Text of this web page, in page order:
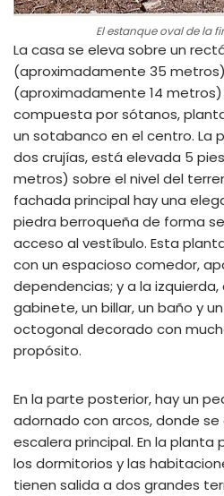
El estanque oval de la
La casa se eleva sobre un
(aproximadamente 35
(aproximadamente 14
compuesta por sótanos,
un sotabanco en el centro. La
dos crujías, está elevada 5
metros) sobre el nivel del
fachada principal hay una
piedra berroqueña de forma
acceso al vestíbulo. Esta
con un espacioso comedor,
dependencias; y a la izquierda,
gabinete, un billar, un baño y
octogonal decorado con
propósito.
En la parte posterior, hay un
adornado con arcos, donde
escalera principal. En la planta
los dormitorios y las
tienen salida a dos grandes